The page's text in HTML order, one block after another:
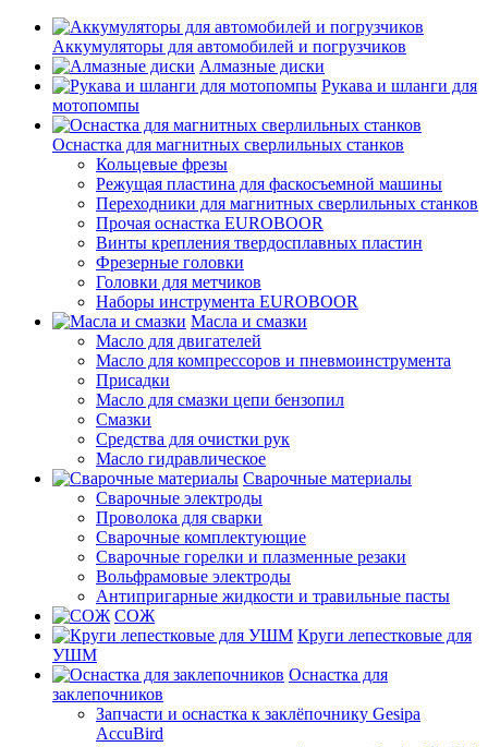
Аккумуляторы для автомобилей и погрузчиков
Алмазные диски
Рукава и шланги для
мотопомпы
Оснастка для магнитных сверлильных станков
Кольцевые фрезы
Режущая пластина для фаскосъемной машины
Переходники для магнитных сверлильных станков
Прочая оснастка EUROBOOR
Винты крепления твердосплавных пластин
Фрезерные головки
Головки для метчиков
Наборы инструмента EUROBOOR
Масла и смазки
Масло для двигателей
Масло для компрессоров и пневмоинструмента
Присадки
Масло для смазки цепи бензопил
Смазки
Средства для очистки рук
Масло гидравлическое
Сварочные материалы
Сварочные электроды
Проволока для сварки
Сварочные комплектующие
Сварочные горелки и плазменные резаки
Вольфрамовые электроды
Антипригарные жидкости и травильные пасты
СОЖ
Круги лепестковые для
УШМ
Оснастка для
заклепочников
Запчасти и оснастка к заклёпочнику Gesipa
AccuBird